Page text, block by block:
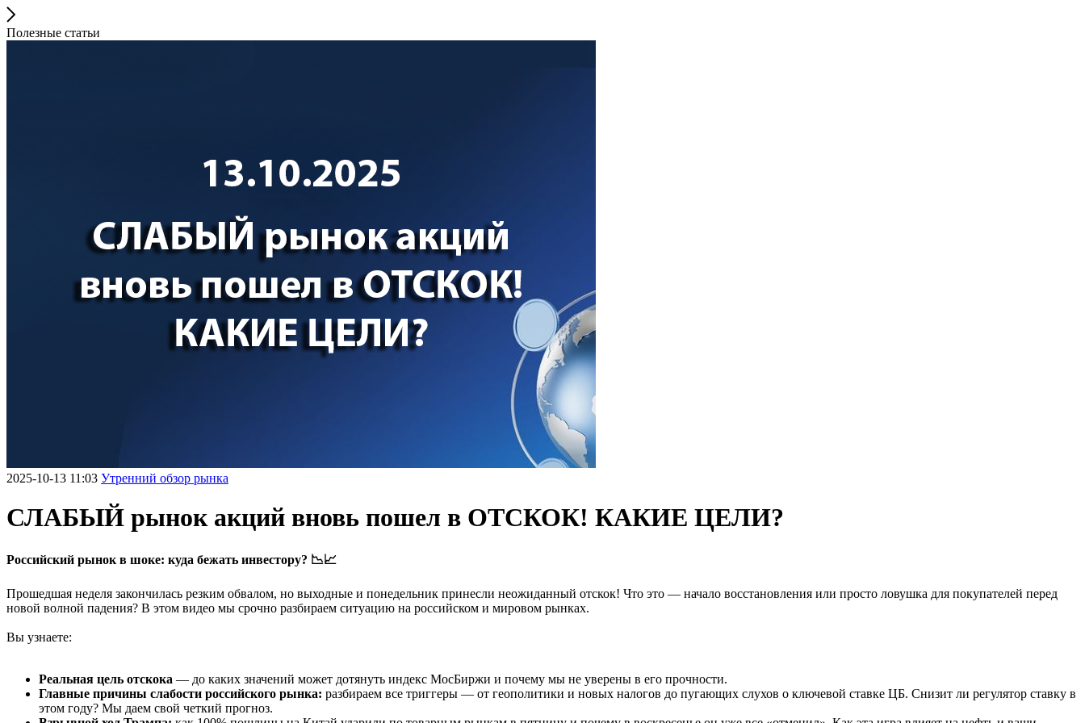
Полезные статьи
2025-10-13 11:03 Утренний обзор рынка
СЛАБЫЙ рынок акций вновь пошел в ОТСКОК! КАКИЕ ЦЕЛИ?
Российский рынок в шоке: куда бежать инвестору? 📉📈
Прошедшая неделя закончилась резким обвалом, но выходные и понедельник принесли неожиданный отскок! Что это — начало восстановления или просто ловушка для покупателей перед
новой волной падения? В этом видео мы срочно разбираем ситуацию на российском и мировом рынках.
Вы узнаете:
Реальная цель отскока — до каких значений может дотянуть индекс МосБиржи и почему мы не уверены в его прочности.
Главные причины слабости российского рынка: разбираем все триггеры — от геополитики и новых налогов до пугающих слухов о ключевой ставке ЦБ. Снизит ли регулятор ставку в
этом году? Мы даем свой четкий прогноз.